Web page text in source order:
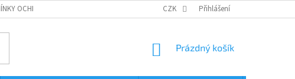
OCHRANY OSOBNÍCH ÚDAJŮ ODSTOUPENÍ OD KUPNÍ SMLOUVY
CZK Přihlášení
NÁKUPNÍ
Prázdný košík